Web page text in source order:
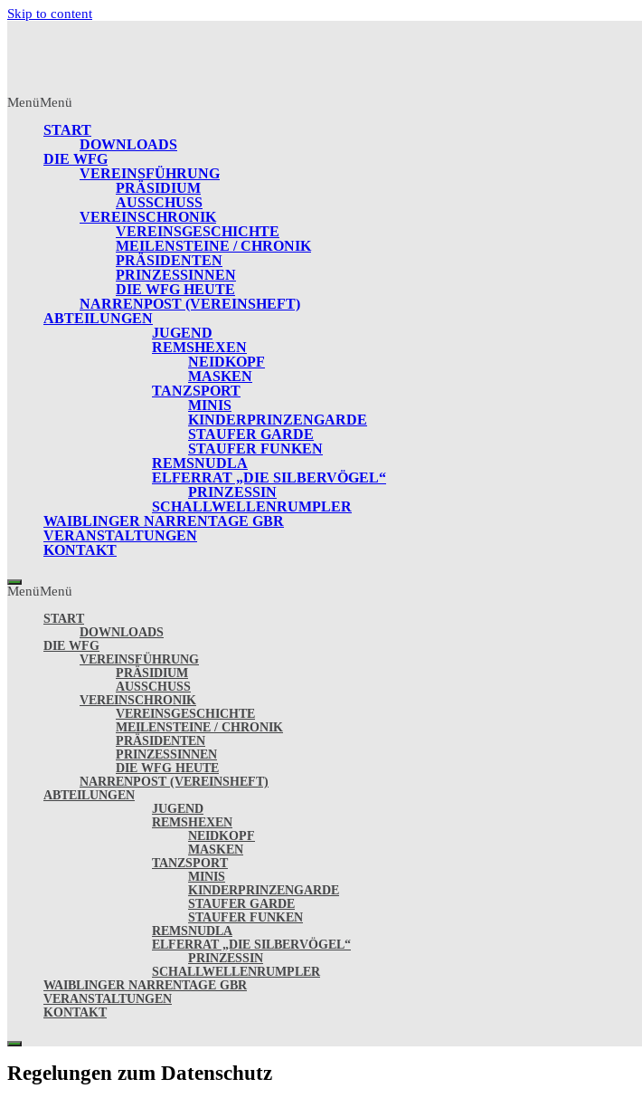
Skip to content
MenüMenü
START
DOWNLOADS
DIE WFG
VEREINSFÜHRUNG
PRÄSIDIUM
AUSSCHUSS
VEREINSCHRONIK
VEREINSGESCHICHTE
MEILENSTEINE / CHRONIK
PRÄSIDENTEN
PRINZESSINNEN
DIE WFG HEUTE
NARRENPOST (VEREINSHEFT)
ABTEILUNGEN
JUGEND
REMSHEXEN
NEIDKOPF
MASKEN
TANZSPORT
MINIS
KINDERPRINZENGARDE
STAUFER GARDE
STAUFER FUNKEN
REMSNUDLA
ELFERRAT „DIE SILBERVÖGEL“
PRINZESSIN
SCHALLWELLENRUMPLER
WAIBLINGER NARRENTAGE GBR
VERANSTALTUNGEN
KONTAKT
MenüMenü
START
DOWNLOADS
DIE WFG
VEREINSFÜHRUNG
PRÄSIDIUM
AUSSCHUSS
VEREINSCHRONIK
VEREINSGESCHICHTE
MEILENSTEINE / CHRONIK
PRÄSIDENTEN
PRINZESSINNEN
DIE WFG HEUTE
NARRENPOST (VEREINSHEFT)
ABTEILUNGEN
JUGEND
REMSHEXEN
NEIDKOPF
MASKEN
TANZSPORT
MINIS
KINDERPRINZENGARDE
STAUFER GARDE
STAUFER FUNKEN
REMSNUDLA
ELFERRAT „DIE SILBERVÖGEL“
PRINZESSIN
SCHALLWELLENRUMPLER
WAIBLINGER NARRENTAGE GBR
VERANSTALTUNGEN
KONTAKT
Regelungen zum Datenschutz